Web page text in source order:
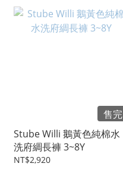
售完
Stube Willi 鵝黃色純棉水
洗府綢長褲 3~8Y
NT$2,920